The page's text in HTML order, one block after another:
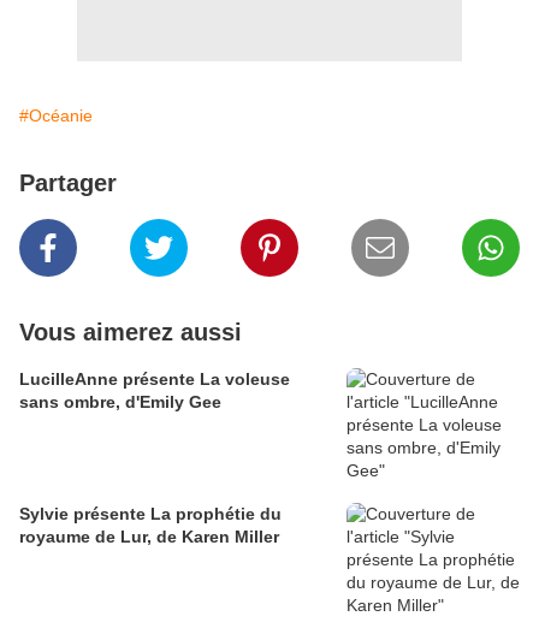
#Océanie
Partager
Vous aimerez aussi
LucilleAnne présente La voleuse
sans ombre, d'Emily Gee
Sylvie présente La prophétie du
royaume de Lur, de Karen Miller